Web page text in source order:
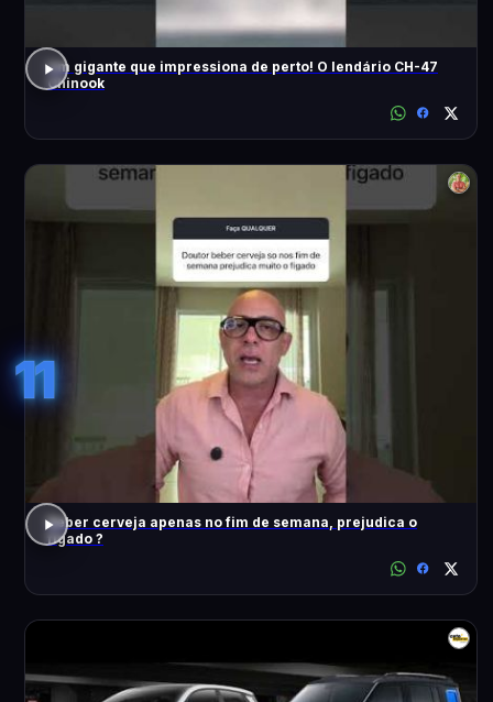
Um gigante que impressiona de perto! O lendário CH-47
Chinook
11
Beber cerveja apenas no fim de semana, prejudica o
fígado ?